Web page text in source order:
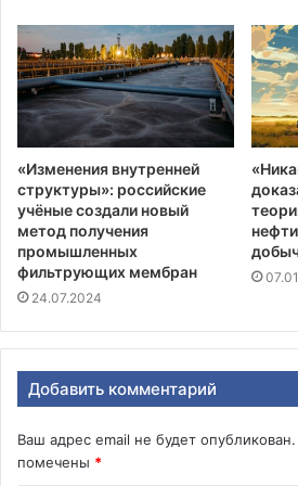
«Изменения внутренней
структуры»: российские
учёные создали новый
метод получения
промышленных
фильтрующих мембран
24.07.2024
Добавить комментарий
Ваш адрес email не будет опубликован.
помечены *